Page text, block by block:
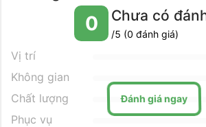
0 Chưa có
/5 (0 đánh giá)
Đánh giá ngay
Vị trí
Không gian
Chất lượng
Phục vụ